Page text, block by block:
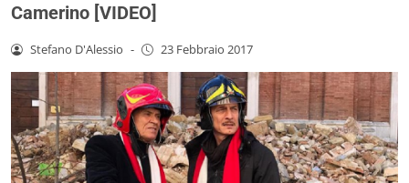
Camerino [VIDEO]
Stefano D'Alessio - 23 Febbraio 2017